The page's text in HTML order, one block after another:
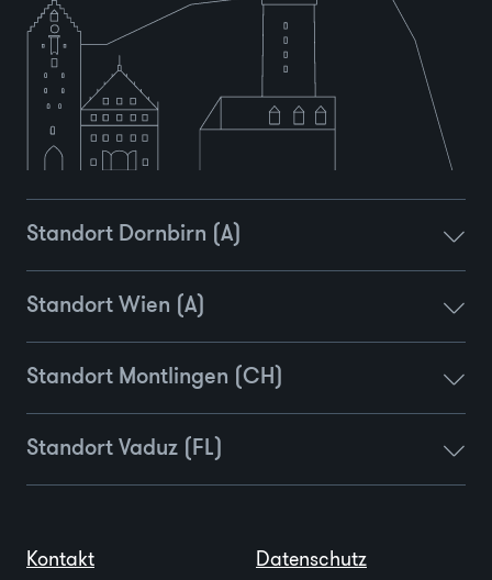
Standort Dornbirn (A)
Standort Wien (A)
Standort Montlingen (CH)
Standort Vaduz (FL)
Kontakt Datenschutz